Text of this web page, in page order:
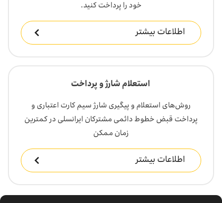
خود را پرداخت کنید.
اطلاعات بیشتر
استعلام شارژ و پرداخت
روش‌های استعلام و پیگیری شارژ سیم کارت اعتباری و
پرداخت قبض خطوط دائمی مشترکان ایرانسلی در کمترین
زمان ممکن
اطلاعات بیشتر